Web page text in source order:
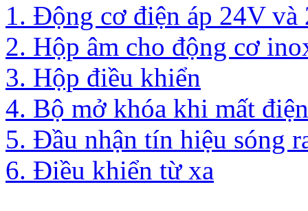
1. Động cơ điện áp 24V và
2. Hộp âm cho động cơ
3. Hộp điều khiển
4. Bộ mở khóa khi mất điện
5. Đầu nhận tín hiệu sóng
6. Điều khiển từ xa